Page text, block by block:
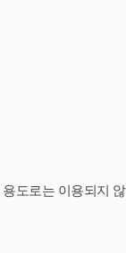
도로는 이용되지